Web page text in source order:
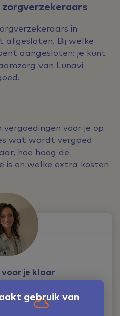
gebruik van
in
afgesloten. Bij welke
aangesloten: je kunt
van Lunavi
voor je op
wat wordt vergoed
hoe hoog de
is en welke extra kosten
je klaar
iemand
spreken?